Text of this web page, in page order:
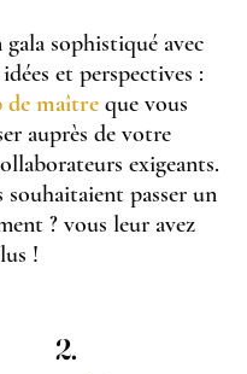
sophistiqué avec
et perspectives :
de maître que vous
auprès de votre
exigeants.
souhaitaient passer un
? vous leur avez
!